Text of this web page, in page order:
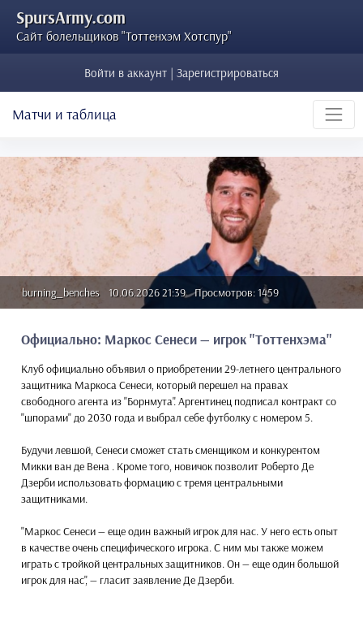
SpursArmy.com
Сайт болельщиков "Тоттенхэм Хотспур"
Войти в аккаунт | Зарегистрироваться
Матчи и таблица
burning_benches 10.06.2026 21:39 Просмотров: 1459
Официально: Маркос Сенеси — игрок "Тоттенхэма"
Клуб официально объявил о приобретении 29-летнего центрального
защитника Маркоса Сенеси, который перешел на правах
свободного агента из "Борнмута". Аргентинец подписал контракт со
"шпорами" до 2030 года и выбрал себе футболку с номером 5.
Будучи левшой, Сенеси сможет стать сменщиком и конкурентом
Микки ван де Вена . Кроме того, новичок позволит Роберто Де
Дзерби использовать формацию с тремя центральными
защитниками.
"Маркос Сенеси — еще один важный игрок для нас. У него есть опыт
в качестве очень специфического игрока. С ним мы также можем
играть с тройкой центральных защитников. Он — еще один большой
игрок для нас", — гласит заявление Де Дзерби.